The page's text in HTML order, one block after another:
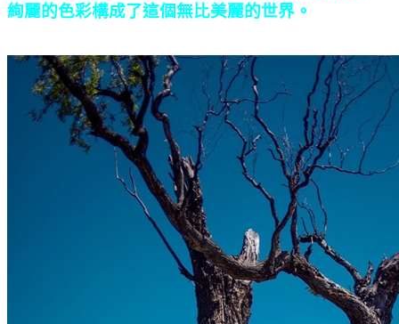
絢麗的色彩構成了這個無比美麗的世界。